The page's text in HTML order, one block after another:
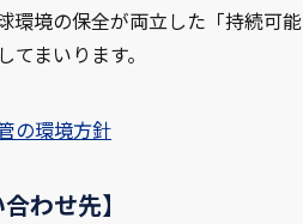
環境の保全が両立した「持続可能
まいります。
の環境方針
わせ先】